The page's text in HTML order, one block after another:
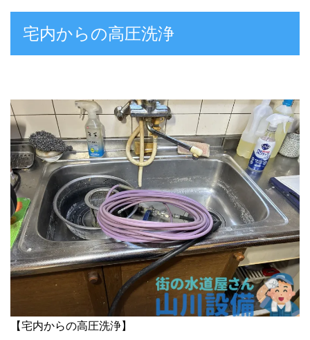
宅内からの高圧洗浄
【宅内からの高圧洗浄】